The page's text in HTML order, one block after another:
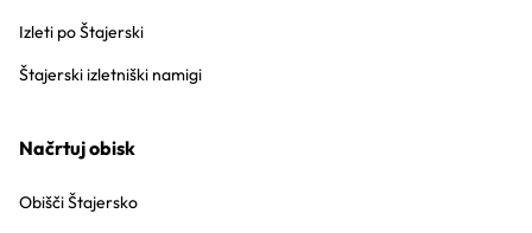
Izleti po Štajerski
Štajerski izletniški namigi
Načrtuj obisk
Obišči Štajersko